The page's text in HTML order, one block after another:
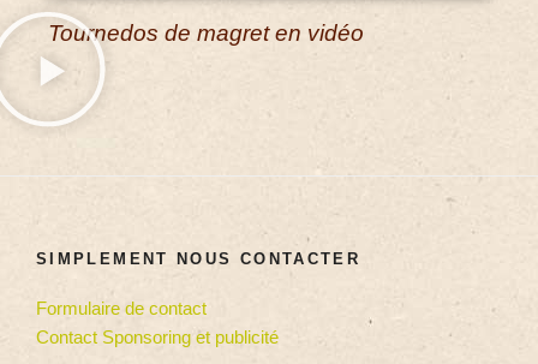
Tournedos de magret en vidéo
SIMPLEMENT NOUS CONTACTER
Formulaire de contact
Contact Sponsoring et publicité